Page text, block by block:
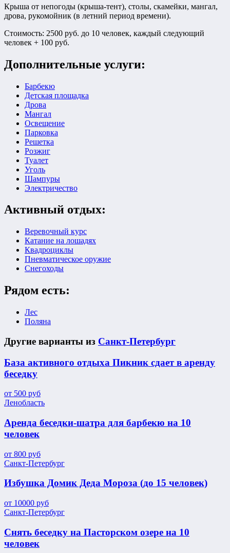
Крыша от непогоды (крыша-тент), столы, скамейки, мангал,
дрова, рукомойник (в летний период времени).
Стоимость: 2500 руб. до 10 человек, каждый следующий
человек + 100 руб.
Дополнительные услуги:
Барбекю
Детская площадка
Дрова
Мангал
Освещение
Парковка
Решетка
Розжиг
Туалет
Уголь
Шампуры
Электричество
Активный отдых:
Веревочный курс
Катание на лошадях
Квадроциклы
Пневматическое оружие
Снегоходы
Рядом есть:
Лес
Поляна
Другие варианты из Санкт-Петербург
База активного отдыха Пикник сдает в аренду
беседку
от 500 руб
Ленобласть
Аренда беседки-шатра для барбекю на 10
человек
от 800 руб
Санкт-Петербург
Избушка Домик Деда Мороза (до 15 человек)
от 10000 руб
Санкт-Петербург
Снять беседку на Пасторском озере на 10
человек